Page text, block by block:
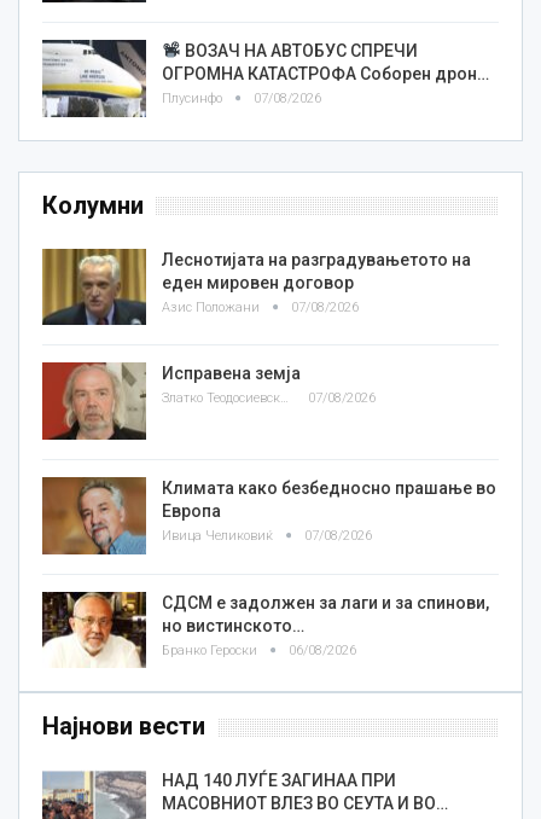
ВОЗАЧ НА АВТОБУС СПРЕЧИ
ОГРОМНА КАТАСТРОФА Соборен дрон…
Плусинфо 07/08/2026
Колумни
Леснотијата на разградувањетото на
еден мировен договор
Азис Положани 07/08/2026
Исправена земја
Златко Теодосиевски 07/08/2026
Климата како безбедносно прашање во
Европа
Ивица Челиковиќ 07/08/2026
СДСМ е задолжен за лаги и за спинови,
но вистинското…
Бранко Героски 06/08/2026
Најнови вести
НАД 140 ЛУЃЕ ЗАГИНАА ПРИ
МАСОВНИОТ ВЛЕЗ ВО СЕУТА И ВО…